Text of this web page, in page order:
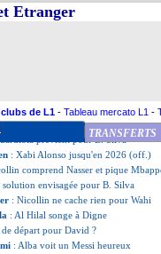
Etranger
clubs de L1 - Tableau mercato L1 -
TRANSFERTS
Samba en a souffert
doutes sur Cancelo ?
nouvelle offre pour Scamacca
: Lens pense à Diallo
prévient pour B. Silva
: Xabi Alonso jusqu'en 2026 (off.)
comprend Nasser et pique
solution envisagée pour B. Silva
: Nicollin ne cache rien pour Wahi
: Al Hilal songe à Digne
de départ pour David ?
: Alba voit un Messi heureux